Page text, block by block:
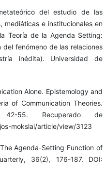
del estudio de las
mediáticas e institucionales en
Teoría de la Agenda Setting:
fenómeno de las relaciones
inédita). Universidad de
Alone. Epistemology and
of Communication Theories.
55. Recuperado de
mokslai/article/view/3123
Agenda-Setting Function of
36(2), 176-187. DOI: